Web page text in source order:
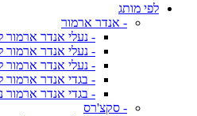
לפי מותג
- אנדר ארמור
- נעלי אנדר ארמור
- נעלי אנדר ארמור
- נעלי אנדר ארמור
- בגדי אנדר ארמור
- בגדי אנדר ארמור
- סקצ'רס